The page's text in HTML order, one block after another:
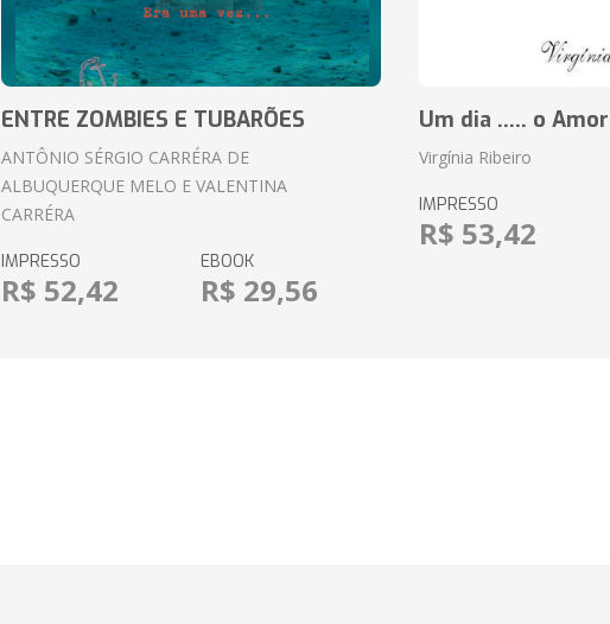
ENTRE ZOMBIES E TUBARÕES
ANTÔNIO SÉRGIO CARRÉRA DE
ALBUQUERQUE MELO E VALENTINA
CARRÉRA
IMPRESSO
R$ 52,42
EBOOK
R$ 29,56
Um dia ..... o Amor
Virgínia Ribeiro
IMPRESSO
R$ 53,42